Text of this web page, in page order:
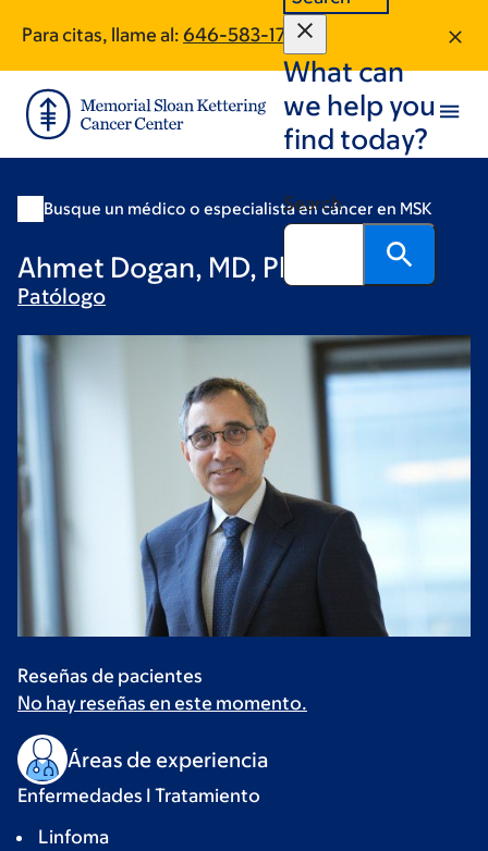
main
content
footer
Para citas, llame al: 646-583-1751
What can
we help you
find today?
Search
Busque un médico o especialista en cáncer en MSK
Ahmet Dogan, MD, PhD
Patólogo
Reseñas de pacientes
No hay reseñas en este momento.
Áreas de experiencia
Enfermedades I Tratamiento
Linfoma